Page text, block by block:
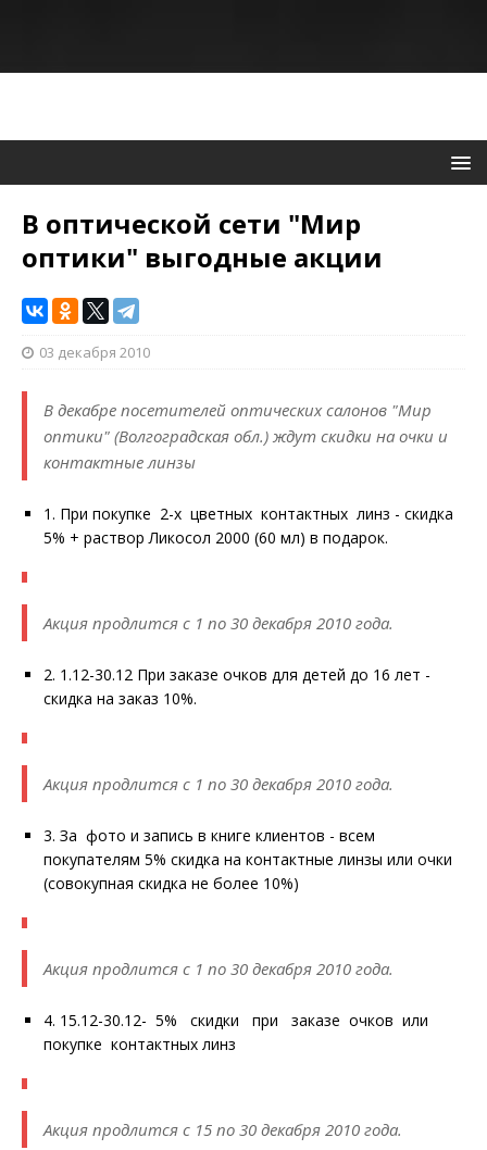
В оптической сети "Мир
оптики" выгодные акции
03 декабря 2010
В декабре посетителей оптических салонов "Мир
оптики" (Волгоградская обл.) ждут скидки на очки и
контактные линзы
1. При покупке 2-х цветных контактных линз - скидка
5% + раствор Ликосол 2000 (60 мл) в подарок.
Акция продлится с 1 по 30 декабря 2010 года.
2. 1.12-30.12 При заказе очков для детей до 16 лет -
скидка на заказ 10%.
Акция продлится с 1 по 30 декабря 2010 года.
3. За фото и запись в книге клиентов - всем
покупателям 5% скидка на контактные линзы или очки
(совокупная скидка не более 10%)
Акция продлится с 1 по 30 декабря 2010 года.
4. 15.12-30.12- 5% скидки при заказе очков или
покупке контактных линз
Акция продлится с 15 по 30 декабря 2010 года.